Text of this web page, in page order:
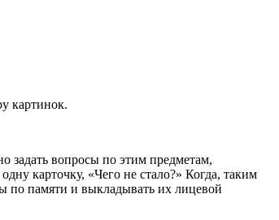
картинок.
задать вопросы по этим предметам,
карточку, «Чего не стало?» Когда, таким
по памяти и выкладывать их лицевой